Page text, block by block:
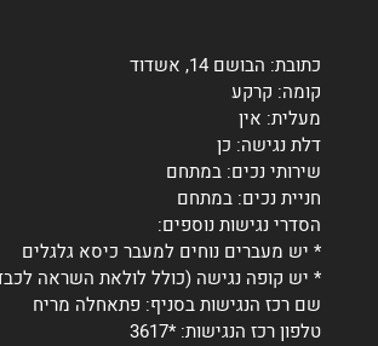
כתובת: הבושם 14, אשדוד
קומה: קרקע
מעלית: אין
דלת נגישה: כן
שירותי נכים: במתחם
חניית נכים: במתחם
הסדרי נגישות נוספים:
* יש מעברים נוחים למעבר כיסא גלגלים
* יש קופה נגישה (כולל לולאת השראה
שם רכז הנגישות בסניף: פתאחלה מריח
טלפון רכז הנגישות: *3617